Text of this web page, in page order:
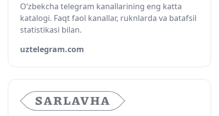
O‘zbekcha telegram kanallarining eng katta
katalogi. Faqt faol kanallar, ruknlarda va batafsil
statistikasi bilan.
uztelegram.com